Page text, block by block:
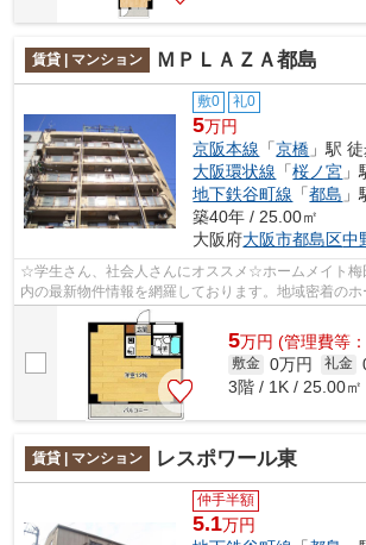
賃貸 | マンション ＭＰＬＡＺＡ都島
敷0 礼0
5万円
京阪本線 「京橋 」駅
大阪環状線 「桜ノ宮
地下鉄谷町線 「都島
築40年 / 25.00㎡
大阪府大阪市都島区中
☆学生さん、社会人さんにオススメ☆ホームメイト梅
内の最新物件情報を網羅しております。地域密着の
店だからできるお部屋探し品質であなたの...
5万円 (管理費等
敷金 0万円 礼金
3階 / 1K / 25.00㎡
賃貸 | マンション レスポワール東
仲手半額
5.1万円